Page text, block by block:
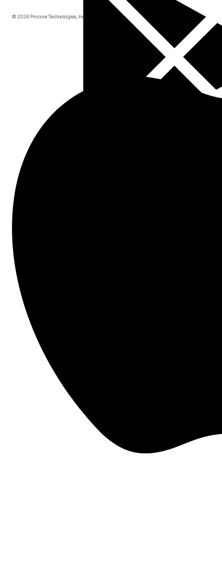
© 2026 Procore Technologies, Inc.